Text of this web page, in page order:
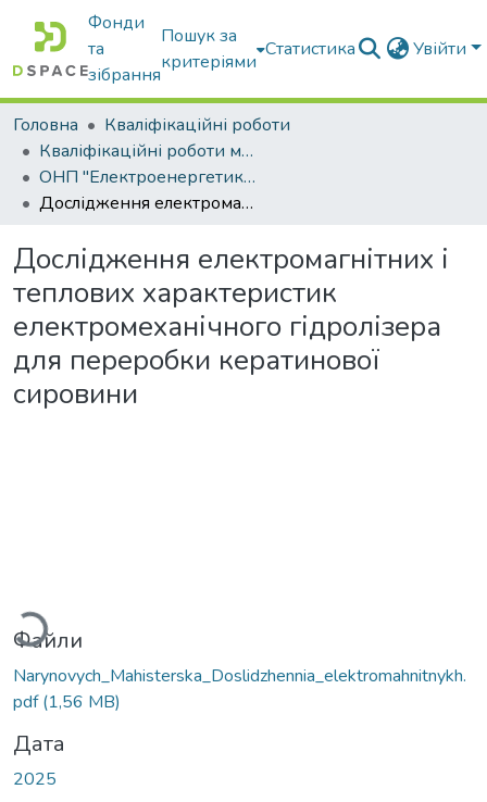
Фонди
та
зібрання
Пошук за
критеріями
Статистика Увійти
Головна
Кваліфікаційні роботи
Кваліфікаційні роботи магістрів
ОНП "Електроенергетика, електротехніка та електромеханіка"
Дослідження електромагнітних і теплових характеристик електромеханічного гідролізера для переробки кератинової сировини
Дослідження електромагнітних і
теплових характеристик
електромеханічного гідролізера
для переробки кератинової
сировини
Вантажиться...
Файли
Narynovych_Mahisterska_Doslidzhennia_elektromahnitnykh.
pdf(1,56 MB)
Дата
2025